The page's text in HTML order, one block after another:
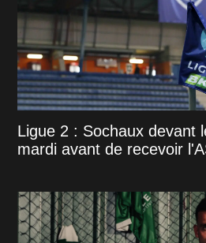
Ligue 2 : Sochaux devant
mardi avant de recevoir